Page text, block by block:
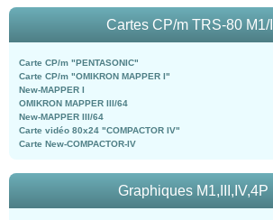
Cartes CP/m TRS-80 M1/III
Carte CP/m "PENTASONIC"
Carte CP/m "OMIKRON MAPPER I"
New-MAPPER I
OMIKRON MAPPER III/64
New-MAPPER III/64
Carte vidéo 80x24 "COMPACTOR IV"
Carte New-COMPACTOR-IV
Graphiques M1,III,IV,4P